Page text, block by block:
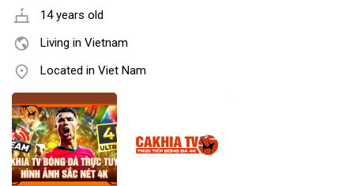
14 years old
Living in Vietnam
Located in Viet Nam